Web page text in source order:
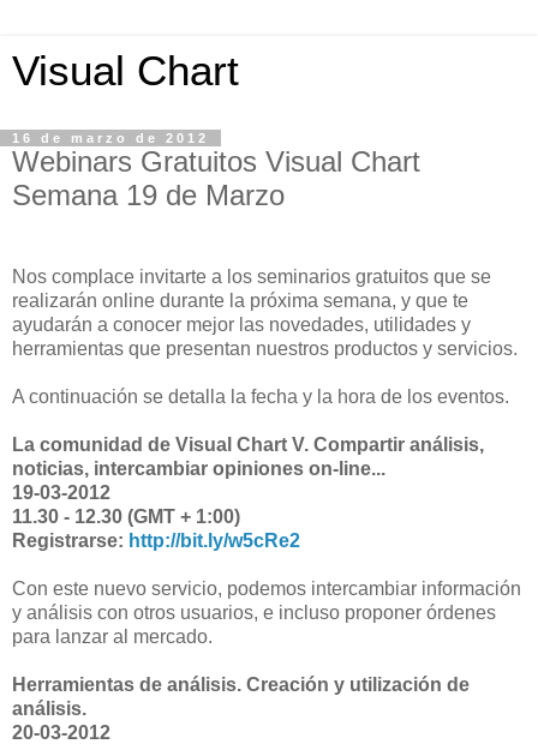
Visual Chart
16 de marzo de 2012
Webinars Gratuitos Visual Chart
Semana 19 de Marzo
Nos complace invitarte a los seminarios gratuitos que se
realizarán online durante la próxima semana, y que te
ayudarán a conocer mejor las novedades, utilidades y
herramientas que presentan nuestros productos y servicios.
A continuación se detalla la fecha y la hora de los eventos.
La comunidad de Visual Chart V. Compartir análisis,
noticias, intercambiar opiniones on-line...
19-03-2012
11.30 - 12.30 (GMT + 1:00)
Registrarse: http://bit.ly/w5cRe2
Con este nuevo servicio, podemos intercambiar información
y análisis con otros usuarios, e incluso proponer órdenes
para lanzar al mercado.
Herramientas de análisis. Creación y utilización de
análisis.
20-03-2012